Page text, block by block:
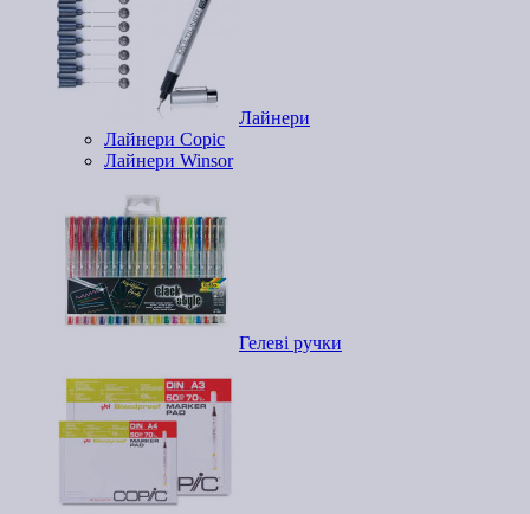
Лайнери
Лайнери Copic
Лайнери Winsor
Гелеві ручки